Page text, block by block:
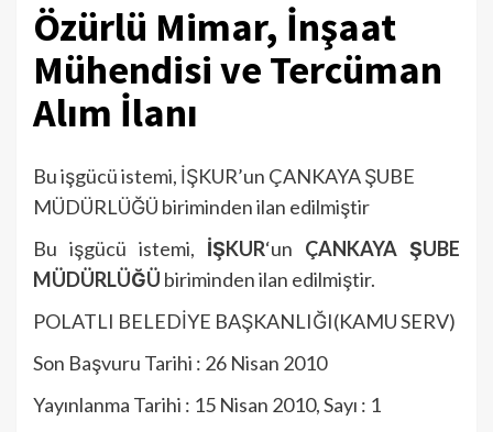
Özürlü Mimar, İnşaat
Mühendisi ve Tercüman
Alım İlanı
Bu işgücü istemi, İŞKUR’un ÇANKAYA ŞUBE
MÜDÜRLÜĞÜ biriminden ilan edilmiştir
Bu işgücü istemi, İŞKUR‘un ÇANKAYA ŞUBE
MÜDÜRLÜĞÜ biriminden ilan edilmiştir.
POLATLI BELEDİYE BAŞKANLIĞI(KAMU SERV)
Son Başvuru Tarihi : 26 Nisan 2010
Yayınlanma Tarihi : 15 Nisan 2010, Sayı : 1